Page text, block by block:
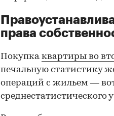
права
Покупка квартиры во
печальную статистику
операций с жильем —